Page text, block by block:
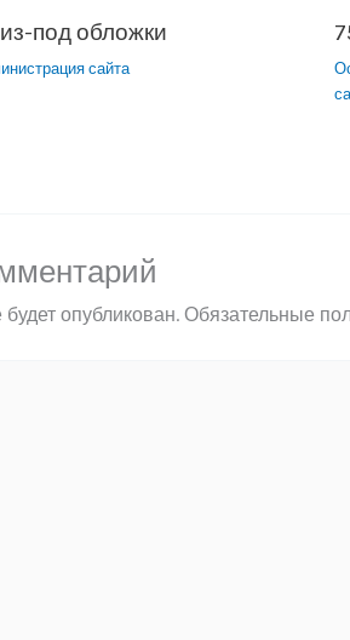
под обложки
сайта
опубликован. Обязательные